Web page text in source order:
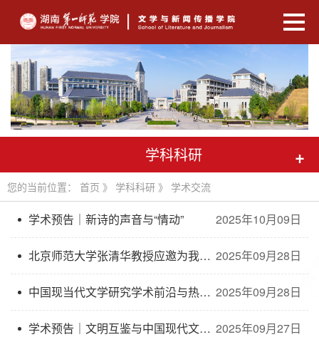
学科科研 +
您的当前位置： 首页 》 学科科研 》 学术交流
2025年10月09日
学术预告｜新诗的声音与“情动”
2025年09月28日
北京师范大学张清华教授应邀为我院师生做学术讲座
2025年09月28日
中国现当代文学研究学术前沿与热点”学术座谈会
2025年09月27日
学术预告｜文明互鉴与中国现代文学史的重构